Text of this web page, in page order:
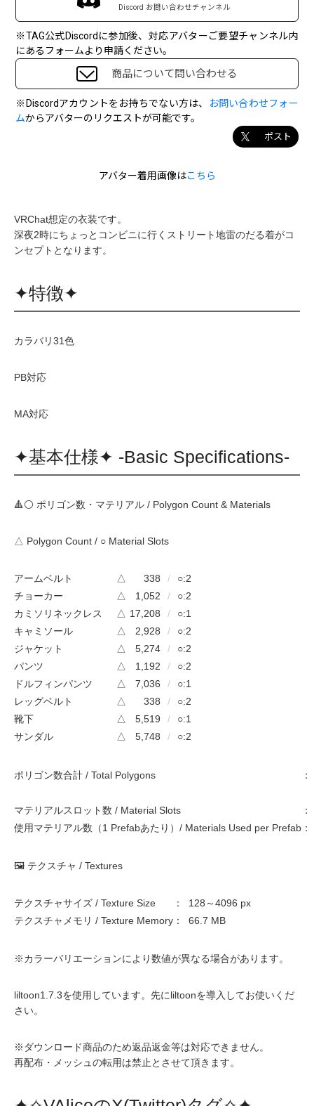
Discord お問い合わせチャンネル
※TAG公式Discordに参加後、対応アバターご要望チャンネル内
にあるフォームより申請ください。
ポスト
商品について問い合わせる
※Discordアカウントをお持ちでない方は、
お問い合わせフォー
ムからアバターのリクエストが可能です。
アバター着用画像はこちら
VRChat想定の衣装です。
深夜2時にちょっとコンビニに行くストリート地雷のだる着がコ
ンセプトとなります。
✦特徴✦
カラバリ31色
PB対応
MA対応
✦基本仕様✦ -Basic Specifications-
🔺⚪ ポリゴン数・マテリアル / Polygon Count & Materials
△ Polygon Count / ○ Material Slots
アームベルト △ 338 /
○:2
チョーカー
△ 1,052 /
○:2
カミソリネックレス
△ 17,208 /
○:1
キャミソール
△ 2,928 /
○:2
ジャケット
△ 5,274 /
○:2
パンツ
△ 1,192 /
○:2
ドルフィンパンツ
△ 7,036 /
○:1
レッグベルト
△ 338 /
○:2
靴下
△ 5,519 /
○:1
サンダル
△ 5,748 / ○:2
ポリゴン数合計 / Total Polygons ：
マテリアルスロット数 / Material Slots
：
使用マテリアル数（1 Prefabあたり）/ Materials Used per Prefab ：
🖼 テクスチャ / Textures
テクスチャサイズ / Texture Size ：
128～4096 px
テクスチャメモリ / Texture Memory ： 66.7 MB
※カラーバリエーションにより数値が異なる場合があります。
liltoon1.7.3を使用しています。先にliltoonを導入してお使いくだ
さい。
※ダウンロード商品のため返品返金等は対応できません。
再配布・メッシュの転用は禁止とさせて頂きます。